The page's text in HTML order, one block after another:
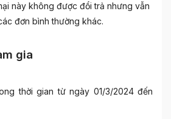
này không được đổi trả nhưng vẫn
đơn bình thường khác.
gia
thời gian từ ngày 01/3/2024 đến